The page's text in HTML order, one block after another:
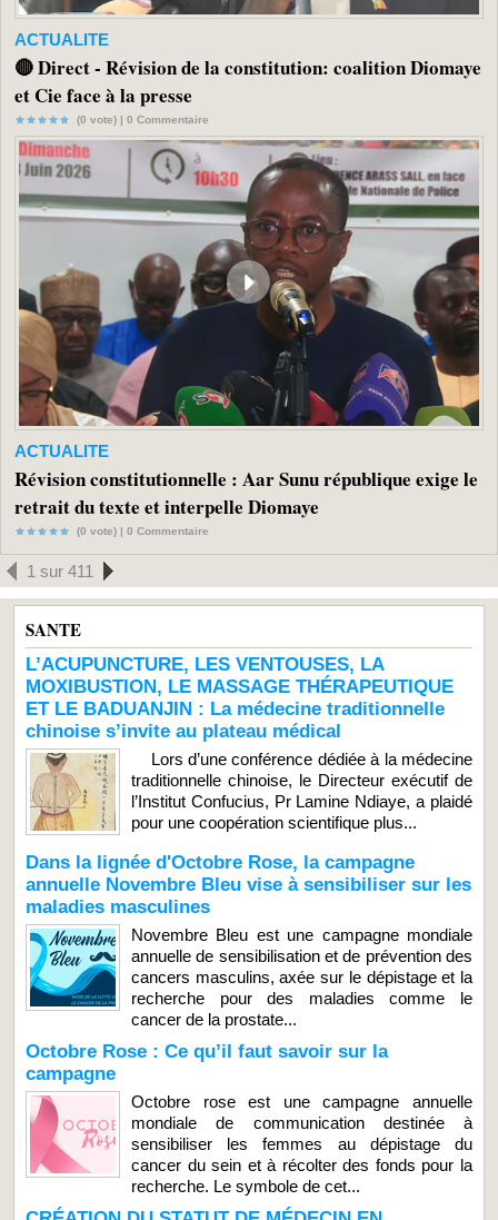
ACTUALITE
🔴 Direct - Révision de la constitution: coalition Diomaye
et Cie face à la presse
(0 vote) | 0 Commentaire
ACTUALITE
Révision constitutionnelle : Aar Sunu république exige le
retrait du texte et interpelle Diomaye
(0 vote) | 0 Commentaire
1 sur 411
SANTE
L’ACUPUNCTURE, LES VENTOUSES, LA
MOXIBUSTION, LE MASSAGE THÉRAPEUTIQUE
ET LE BADUANJIN : La médecine traditionnelle
chinoise s’invite au plateau médical
Lors d’une conférence dédiée à la médecine
traditionnelle chinoise, le Directeur exécutif de
l’Institut Confucius, Pr Lamine Ndiaye, a plaidé
pour une coopération scientifique plus...
Dans la lignée d'Octobre Rose, la campagne
annuelle Novembre Bleu vise à sensibiliser sur les
maladies masculines
Novembre Bleu est une campagne mondiale
annuelle de sensibilisation et de prévention des
cancers masculins, axée sur le dépistage et la
recherche pour des maladies comme le
cancer de la prostate...
Octobre Rose : Ce qu’il faut savoir sur la
campagne
Octobre rose est une campagne annuelle
mondiale de communication destinée à
sensibiliser les femmes au dépistage du
cancer du sein et à récolter des fonds pour la
recherche. Le symbole de cet...